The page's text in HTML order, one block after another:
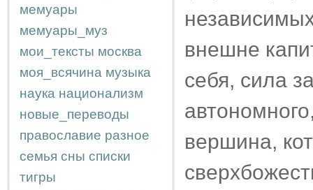
мемуары
мемуары_муз
мои_тексты москва
моя_всячина музыка
наука национализм
новые_переводы
православие разное
семья сны списки
тигры
внешне
себя, сила
вершина,